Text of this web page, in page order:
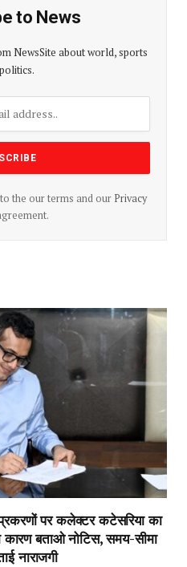
to News
NewsSite about world, sports
the our terms and our Privacy
पर कलेक्टर कटेसरिया का
बताओ नोटिस, समय-सीमा
नाराजगी